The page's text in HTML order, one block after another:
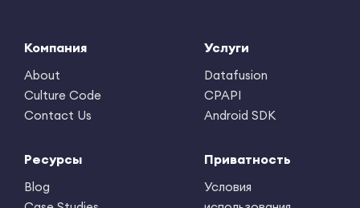
Компания
About
Culture Code
Contact Us
Услуги
Datafusion
CPAPI
Android SDK
Ресурсы
Blog
Приватность
Условия